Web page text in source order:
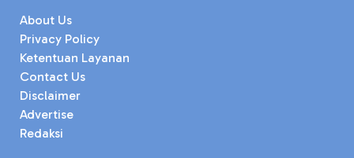
About Us
Privacy Policy
Ketentuan Layanan
Contact Us
Disclaimer
Advertise
Redaksi